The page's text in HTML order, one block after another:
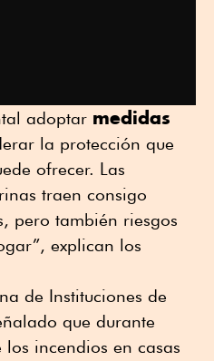
adoptar medidas
la protección que
ofrecer. Las
traen consigo
pero también riesgos
explican los
de Instituciones de
que durante
incendios en casas